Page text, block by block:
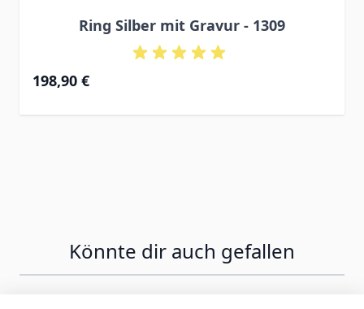
Ring Silber mit Gravur - 1309
198,90 €
Könnte dir auch gefallen